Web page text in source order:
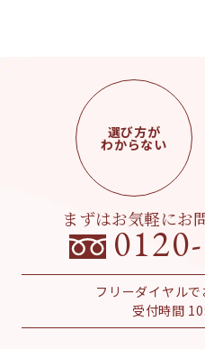
選び方が
わからない
まずはお気軽にお
フリーダイヤル
受付時間